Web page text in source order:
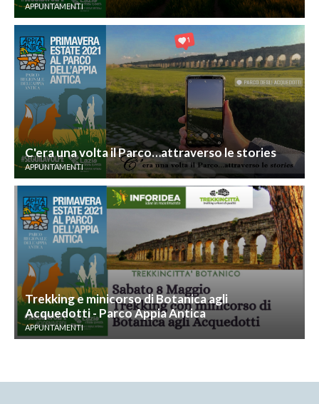
APPUNTAMENTI
C'era una volta il Parco…attraverso le stories
APPUNTAMENTI
Trekking e minicorso di Botanica agli
Acquedotti - Parco Appia Antica
APPUNTAMENTI